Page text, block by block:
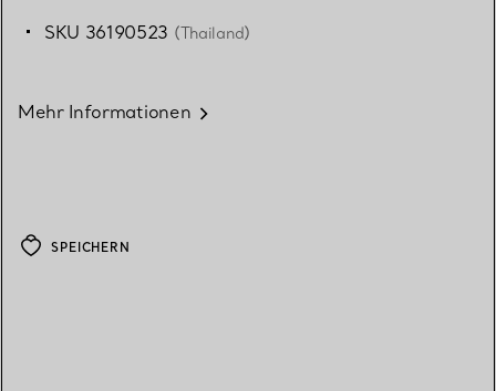
SKU 36190523 (Thailand)
Mehr Informationen
SPEICHERN